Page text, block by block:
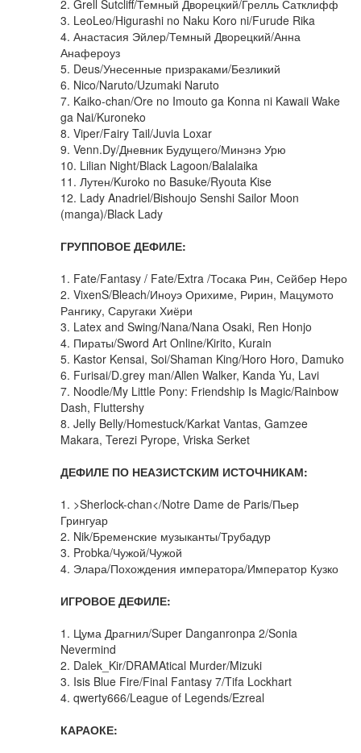
2. Grell Sutcliff/Темный Дворецкий/Грелль Сатклифф
3. LeoLeo/Higurashi no Naku Koro ni/Furude Rika
4. Анастасия Эйлер/Темный Дворецкий/Анна
Анафероуз
5. Deus/Унесенные призраками/Безликий
6. Nico/Naruto/Uzumaki Naruto
7. Kaiko-chan/Ore no Imouto ga Konna ni Kawaii Wake
ga Nai/Kuroneko
8. Viper/Fairy Tail/Juvia Loxar
9. Venn.Dy/Дневник Будущего/Минэнэ Урю
10. Lilian Night/Black Lagoon/Balalaika
11. Лутен/Kuroko no Basuke/Ryouta Kise
12. Lady Anadriel/Bishoujo Senshi Sailor Moon
(manga)/Black Lady
ГРУППОВОЕ ДЕФИЛЕ:
1. Fate/Fantasy / Fate/Extra /Тосака Рин, Сейбер Неро
2. VixenS/Bleach/Иноуэ Орихиме, Ририн, Мацумото
Рангику, Саругаки Хиёри
3. Latex and Swing/Nana/Nana Osaki, Ren Honjo
4. Пираты/Sword Art Online/Kirito, Kurain
5. Kastor Kensai, Soi/Shaman King/Horo Horo, Damuko
6. Furisai/D.grey man/Allen Walker, Kanda Yu, Lavi
7. Noodle/My Little Pony: Friendship Is Magic/Rainbow
Dash, Fluttershy
8. Jelly Belly/Homestuck/Karkat Vantas, Gamzee
Makara, Terezi Pyrope, Vriska Serket
ДЕФИЛЕ ПО НЕАЗИСТСКИМ ИСТОЧНИКАМ:
1. >Sherlock-chan</Notre Dame de Paris/Пьер
Грингуар
2. Nik/Бременские музыканты/Трубадур
3. Probka/Чужой/Чужой
4. Элара/Похождения императора/Император Кузко
ИГРОВОЕ ДЕФИЛЕ:
1. Цума Драгнил/Super Danganronpa 2/Sonia
Nevermind
2. Dalek_Kir/DRAMAtical Murder/Mizuki
3. Isis Blue Fire/Final Fantasy 7/Tifa Lockhart
4. qwerty666/League of Legends/Ezreal
КАРАОКЕ: